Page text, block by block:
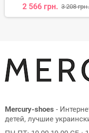
2 566 грн. 3 208 грн.
Mercury-shoes -
детей, лучшие